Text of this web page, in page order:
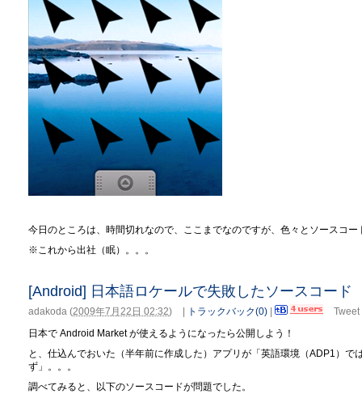
今日のところは、時間切れなので、ここまでなのですが、色々とソースコ
※これから出社（眠）。。。
[Android] 日本語ロケールで失敗したソースコード
adakoda (2009年7月22日 02:32) | トラックバック(0) |
Tweet
日本で Android Market が使えるようになったら公開しよう！
と、仕込んでおいた（半年前に作成した）アプリが「英語環境（ADP1）で
ず」。。。
調べてみると、以下のソースコードが問題でした。